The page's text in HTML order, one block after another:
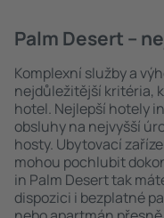
Palm Desert –
Komplexní služby a
nejdůležitější kritéria,
hotel. Nejlepší hotely
obsluhy na nejvyšší
hosty. Ubytovací
mohou pochlubit
in Palm Desert tak
dispozici i bezplatné